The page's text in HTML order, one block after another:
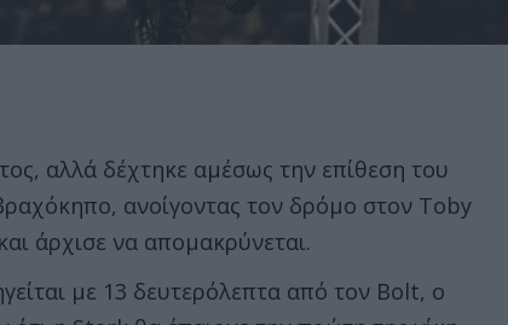
αλλά δέχτηκε αμέσως την επίθεση του
ανοίγοντας τον δρόμο στον Toby
άρχισε να απομακρύνεται.
με 13 δευτερόλεπτα από τον Bolt, ο